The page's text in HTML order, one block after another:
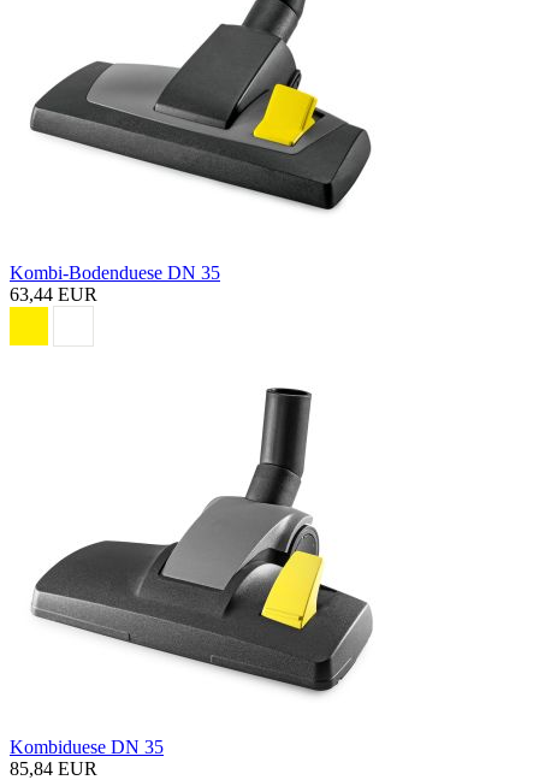
Kombi-Bodenduese DN 35
63,44 EUR
Kombiduese DN 35
85,84 EUR